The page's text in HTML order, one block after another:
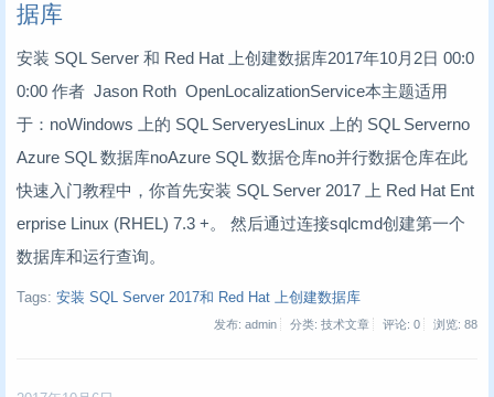
据库
安装 SQL Server 和 Red Hat 上创建数据库2017年10月2日 00:0
0:00 作者 Jason Roth OpenLocalizationService本主题适用
于：noWindows 上的 SQL ServeryesLinux 上的 SQL Serverno
Azure SQL 数据库noAzure SQL 数据仓库no并行数据仓库在此
快速入门教程中，你首先安装 SQL Server 2017 上 Red Hat Ent
erprise Linux (RHEL) 7.3 +。 然后通过连接sqlcmd创建第一个
数据库和运行查询。
Tags: 安装 SQL Server 2017和 Red Hat 上创建数据库
发布: admin 分类: 技术文章 评论: 0 浏览: 88